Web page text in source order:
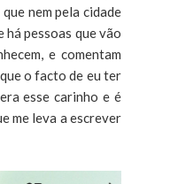
nem pela cidade
há pessoas que vão
e comentam
o facto de eu ter
esse carinho e é
me leva a escrever